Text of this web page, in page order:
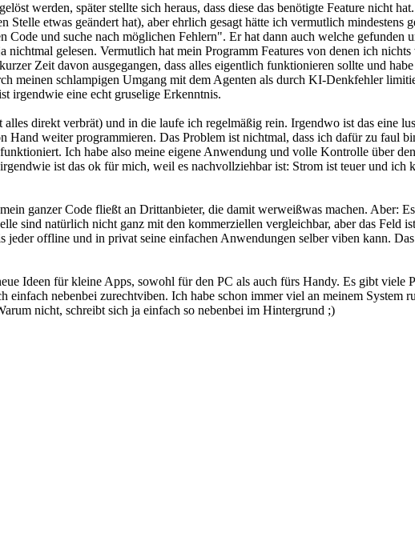
werden, später stellte sich heraus, dass diese das benötigte Feature nicht
etwas geändert hat), aber ehrlich gesagt hätte ich vermutlich mindestens
und suche nach möglichen Fehlern". Er hat dann auch welche gefunden
gelesen. Vermutlich hat mein Programm Features von denen ich
Zeit davon ausgegangen, dass alles eigentlich funktionieren sollte und
meinen schlampigen Umgang mit dem Agenten als durch KI-Denkfehler
irgendwie eine echt gruselige Erkenntnis.
direkt verbrät) und in die laufe ich regelmäßig rein. Irgendwo ist das eine
weiter programmieren. Das Problem ist nichtmal, dass ich dafür zu faul
Ich habe also meine eigene Anwendung und volle Kontrolle über
ist das ok für mich, weil es nachvollziehbar ist: Strom ist teuer und ich
ganzer Code fließt an Drittanbieter, die damit werweißwas machen. Aber:
sind natürlich nicht ganz mit den kommerziellen vergleichbar, aber das Feld
offline und in privat seine einfachen Anwendungen selber viben kann.
Ideen für kleine Apps, sowohl für den PC als auch fürs Handy. Es gibt viele
nebenbei zurechtviben. Ich habe schon immer viel an meinem System
nicht, schreibt sich ja einfach so nebenbei im Hintergrund ;)